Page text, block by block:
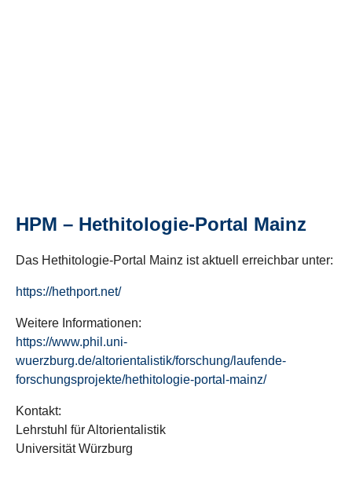
HPM – Hethitologie-Portal Mainz
Das Hethitologie-Portal Mainz ist aktuell erreichbar unter:
https://hethport.net/
Weitere Informationen:
https://www.phil.uni-
wuerzburg.de/altorientalistik/forschung/laufende-
forschungsprojekte/hethitologie-portal-mainz/
Kontakt:
Lehrstuhl für Altorientalistik
Universität Würzburg